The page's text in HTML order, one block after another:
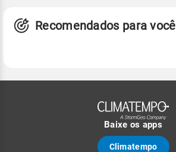
Recomendados para você
Baixe os apps
Climatempo